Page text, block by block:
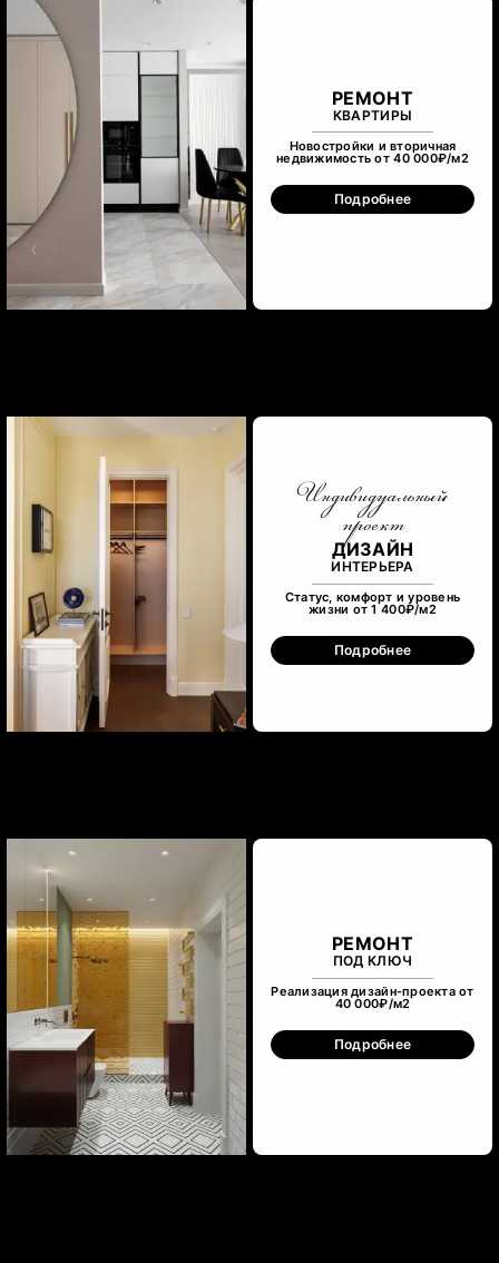
РЕМОНТ
КВАРТИРЫ
Новостройки и вторичная
недвижимость от 40 000₽/м2
Подробнее
Индивидуальный
проект
ДИЗАЙН
ИНТЕРЬЕРА
Статус, комфорт и уровень
жизни от 1 400₽/м2
Подробнее
РЕМОНТ
ПОД КЛЮЧ
Реализация дизайн-проекта от
40 000₽/м2
Подробнее
‹